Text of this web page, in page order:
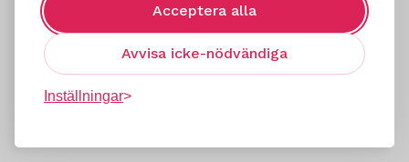
Acceptera alla
Avvisa icke-nödvändiga
Inställningar